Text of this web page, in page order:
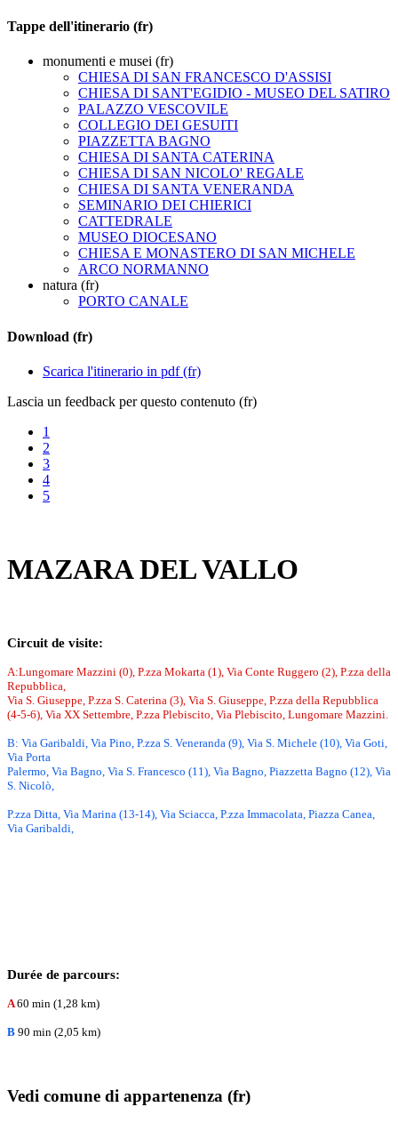
Tappe dell'itinerario (fr)
monumenti e musei (fr)
CHIESA DI SAN FRANCESCO D'ASSISI
CHIESA DI SANT'EGIDIO - MUSEO DEL SATIRO
PALAZZO VESCOVILE
COLLEGIO DEI GESUITI
PIAZZETTA BAGNO
CHIESA DI SANTA CATERINA
CHIESA DI SAN NICOLO' REGALE
CHIESA DI SANTA VENERANDA
SEMINARIO DEI CHIERICI
CATTEDRALE
MUSEO DIOCESANO
CHIESA E MONASTERO DI SAN MICHELE
ARCO NORMANNO
natura (fr)
PORTO CANALE
Download (fr)
Scarica l'itinerario in pdf (fr)
Lascia un feedback per questo contenuto (fr)
1
2
3
4
5
MAZARA DEL VALLO
Circuit de visite:
A:Lungomare Mazzini (0), P.zza Mokarta (1), Via Conte Ruggero (2), P.zza della
Repubblica,
Via S. Giuseppe, P.zza S. Caterina (3), Via S. Giuseppe, P.zza della Repubblica
(4-5-6), Via XX Settembre, P.zza Plebiscito, Via Plebiscito, Lungomare Mazzini.
B: Via Garibaldi, Via Pino, P.zza S. Veneranda (9), Via S. Michele (10), Via Goti,
Via Porta
Palermo, Via Bagno, Via S. Francesco (11), Via Bagno, Piazzetta Bagno (12), Via
S. Nicolò,
P.zza Ditta, Via Marina (13-14), Via Sciacca, P.zza Immacolata, Piazza Canea,
Via Garibaldi,
Durée de parcours:
A60 min (1,28 km)
B 90 min (2,05 km)
Vedi comune di appartenenza (fr)